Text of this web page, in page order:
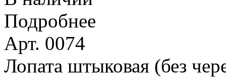
Подробнее
Арт. 0074
Лопата штыковая (без